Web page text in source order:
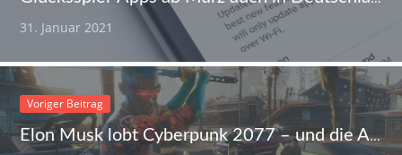
31. Januar 2021
Voriger Beitrag
Elon Musk lobt Cyberpunk 2077 – und die Aktie von CD Projekt Red steigt